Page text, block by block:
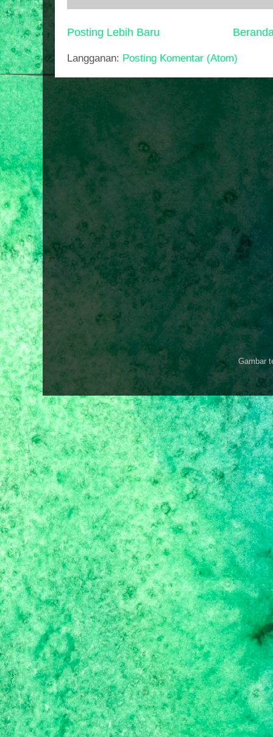
Posting Lebih Baru
Langganan: Posting Komentar (Atom)
Gambar